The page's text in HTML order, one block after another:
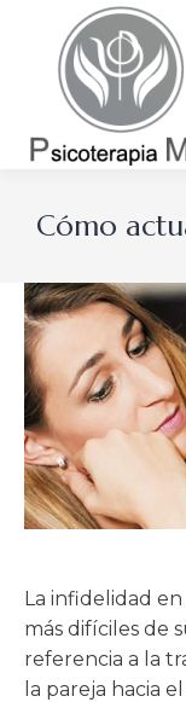
Cómo
La infidelidad
más difíciles de
referencia a la
la pareja hacia